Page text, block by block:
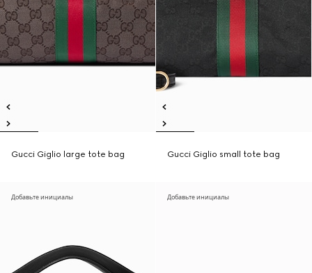
Gucci Giglio large tote bag Gucci Giglio small tote bag
Добавьте инициалы Добавьте инициалы